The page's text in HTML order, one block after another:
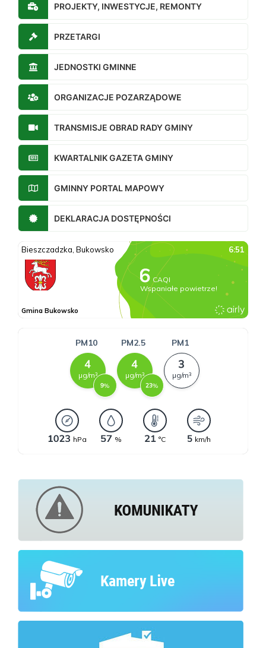
PROJEKTY, INWESTYCJE, REMONTY
PRZETARGI
JEDNOSTKI GMINNE
ORGANIZACJE POZARZĄDOWE
TRANSMISJE OBRAD RADY GMINY
KWARTALNIK GAZETA GMINY
GMINNY PORTAL MAPOWY
DEKLARACJA DOSTĘPNOŚCI